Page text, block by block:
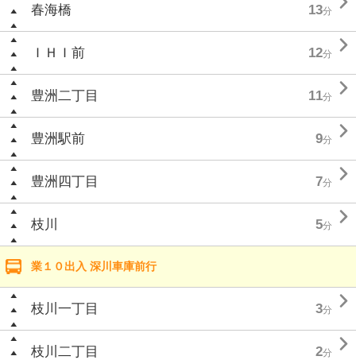
春海橋 13分
ＩＨＩ前 12分 
豊洲二丁目 11分 
豊洲駅前 9分 
豊洲四丁目 7分 
枝川 5分 
業１０出入 深川車庫前行
枝川一丁目 3分 
枝川二丁目 2分 